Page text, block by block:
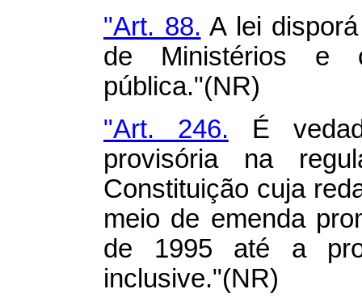
"Art. 88. A lei
de Ministérios e
pública."(NR)
"Art. 246. É
provisória na
Constituição cuja
meio de emenda
de 1995 até a
inclusive."(NR)